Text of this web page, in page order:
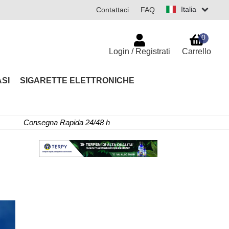
Italia
Contattaci FAQ
SIGARETTE ELETTRONICHE
Login / Registrati Carrello
0
Consegna Rapida 24/48 h